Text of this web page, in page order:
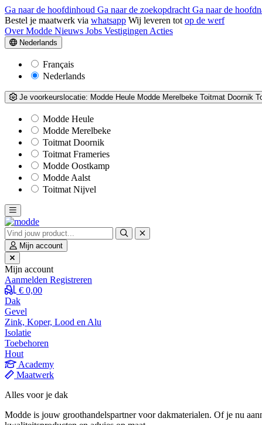
Ga naar de hoofdinhoud Ga naar de zoekopdracht Ga naar de
Bestel je maatwerk via whatsapp Wij leveren tot op de werf
Over Modde Nieuws Jobs Vestigingen Acties
Nederlands
Français
Nederlands
Je voorkeurslocatie: Modde Heule Modde Merelbeke Toitmat Doornik
Modde Heule
Modde Merelbeke
Toitmat Doornik
Toitmat Frameries
Modde Oostkamp
Modde Aalst
Toitmat Nijvel
Mijn account
Mijn account
Aanmelden Registreren
€ 0,00
Dak
Gevel
Zink, Koper, Lood en Alu
Isolatie
Toebehoren
Hout
Academy
Maatwerk
Alles voor je dak
Modde is jouw groothandelspartner voor dakmaterialen. Of je nu